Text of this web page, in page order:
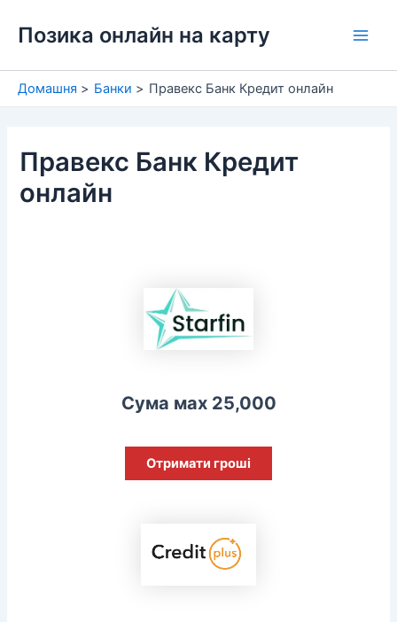
Позика онлайн на карту
Домашня Банки Правекс Банк Кредит онлайн
Правекс Банк Кредит
онлайн
Сума мах 25,000
Отримати гроші